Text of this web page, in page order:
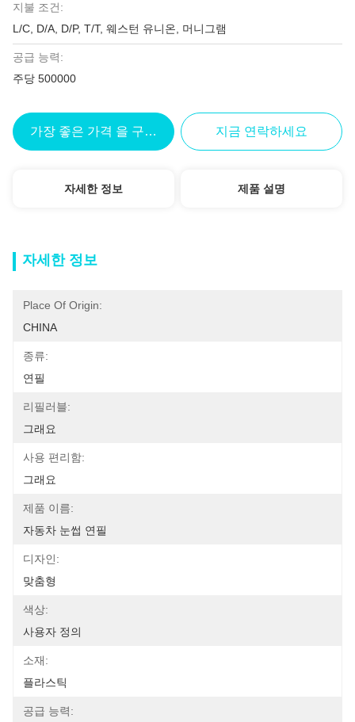
지불 조건:
L/C, D/A, D/P, T/T, 웨스턴 유니온, 머니그램
공급 능력:
주당 500000
가장 좋은 가격 을 구하라 지금 연락하세요
자세한 정보 제품 설명
자세한 정보
Place Of Origin:
CHINA
종류:
연필
리필러블:
그래요
사용 편리함:
그래요
제품 이름:
자동차 눈썹 연필
디자인:
맞춤형
색상:
사용자 정의
소재:
플라스틱
공급 능력: